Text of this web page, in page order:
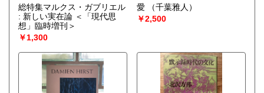
総特集マルクス・ガブリエル
: 新しい実在論 ＜「現代思
想」臨時増刊＞
￥1,300
愛
（千葉雅人）
￥2,500